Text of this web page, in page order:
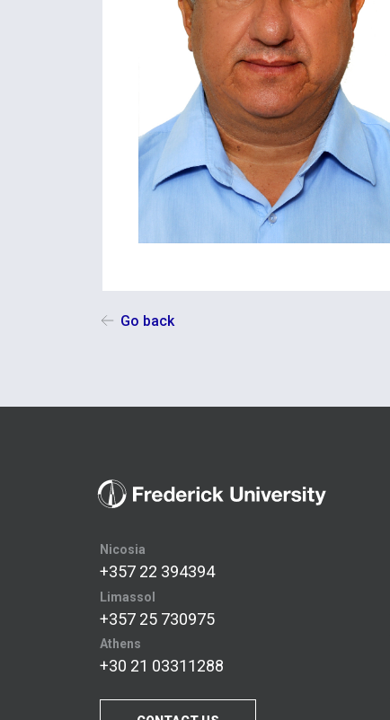
Go back
Nicosia
+357 22 394394
Limassol
+357 25 730975
Athens
+30 21 03311288